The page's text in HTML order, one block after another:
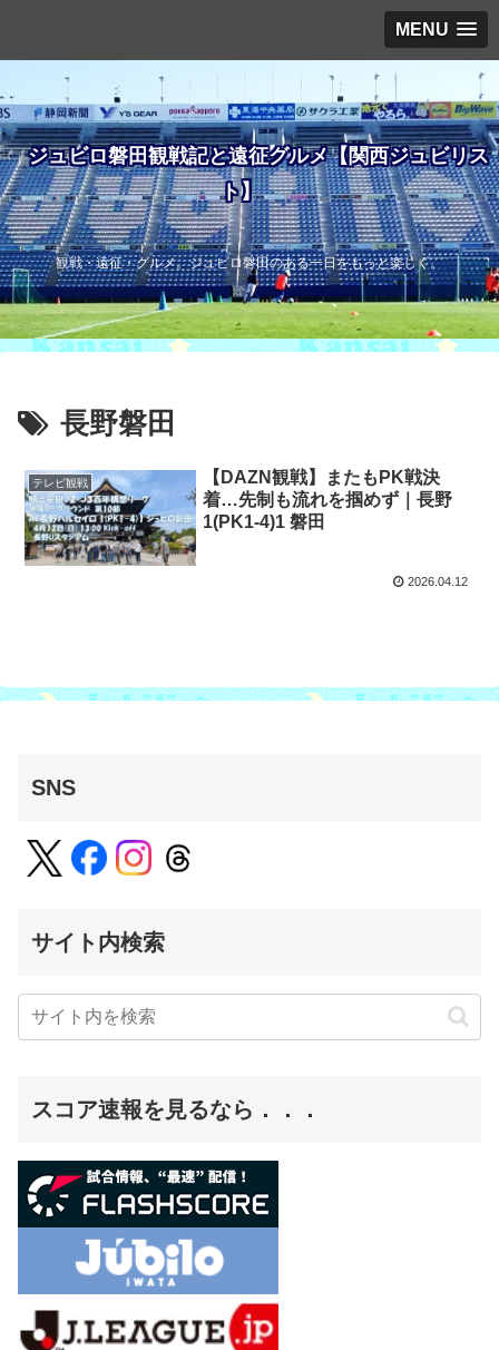
MENU
ジュビロ磐田観戦記と遠征グルメ【関西ジュビリス
ト】
観戦・遠征・グルメ。ジュビロ磐田のある一日をもっと楽しく。
長野磐田
テレビ観戦
【DAZN観戦】またもPK戦決
着…先制も流れを掴めず｜長野
1(PK1-4)1 磐田
2026.04.12
SNS
サイト内検索
スコア速報を見るなら．．．